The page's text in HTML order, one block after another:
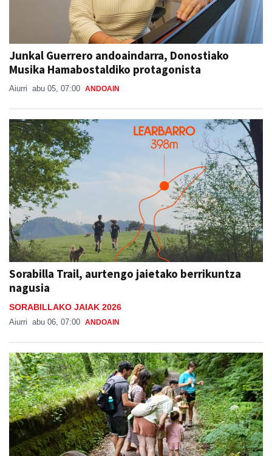
Junkal Guerrero andoaindarra, Donostiako
Musika Hamabostaldiko protagonista
Aiurri abu 05, 07:00 ANDOAIN
Sorabilla Trail, aurtengo jaietako berrikuntza
nagusia
SORABILLAKO JAIAK 2026
Aiurri